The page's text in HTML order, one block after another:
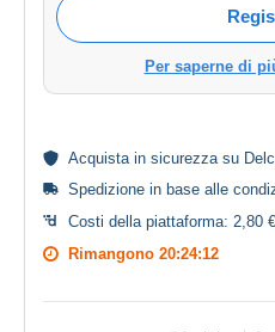
Per saperne di
Acquista in sicurezza su
Spedizione in base alle
Costi della piattaforma: 2,80 €
Rimangono 20:24:12